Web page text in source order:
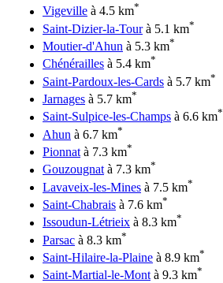
Vigeville à 4.5 km*
Saint-Dizier-la-Tourà 5.1 km*
Moutier-d'Ahun à 5.3 km*
Chénérailles à 5.4 km*
Saint-Pardoux-les-Cards à 5.7 km*
Jarnages à 5.7 km*
Saint-Sulpice-les-Champs à 6.6 km*
Ahun à 6.7 km*
Pionnat à 7.3 km*
Gouzougnatà 7.3 km*
Lavaveix-les-Mines à 7.5 km*
Saint-Chabrais à 7.6 km*
Issoudun-Létrieix à 8.3 km*
Parsac à 8.3 km*
Saint-Hilaire-la-Plaine à 8.9 km*
Saint-Martial-le-Montà 9.3 km*